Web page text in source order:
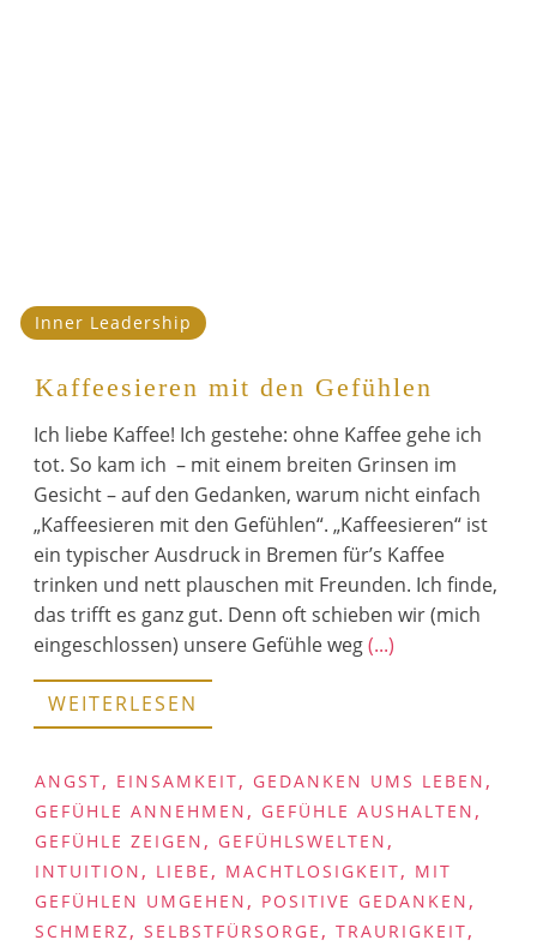
Inner Leadership
Kaffeesieren mit den Gefühlen
Ich liebe Kaffee! Ich gestehe: ohne Kaffee gehe ich
tot. So kam ich – mit einem breiten Grinsen im
Gesicht – auf den Gedanken, warum nicht einfach
„Kaffeesieren mit den Gefühlen“. „Kaffeesieren“ ist
ein typischer Ausdruck in Bremen für’s Kaffee
trinken und nett plauschen mit Freunden. Ich finde,
das trifft es ganz gut. Denn oft schieben wir (mich
eingeschlossen) unsere Gefühle weg(...)
WEITERLESEN
ANGST, EINSAMKEIT, GEDANKEN UMS LEBEN ,
GEFÜHLE ANNEHMEN , GEFÜHLE AUSHALTEN ,
GEFÜHLE ZEIGEN , GEFÜHLSWELTEN ,
INTUITION , LIEBE , MACHTLOSIGKEIT, MIT
GEFÜHLEN UMGEHEN , POSITIVE GEDANKEN ,
SCHMERZ, SELBSTFÜRSORGE , TRAURIGKEIT,